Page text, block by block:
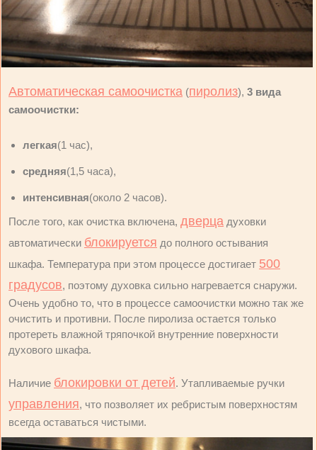
Автоматическая самоочистка (пиролиз), 3 вида
самоочистки:
легкая(1 час),
средняя(1,5 часа),
интенсивная(около 2 часов).
После того, как очистка включена, дверца духовки
автоматически блокируется до полного остывания
шкафа. Температура при этом процессе достигает 500
градусов, поэтому духовка сильно нагревается снаружи.
Очень удобно то, что в процессе самоочистки можно так же
очистить и противни. После пиролиза остается только
протереть влажной тряпочкой внутренние поверхности
духового шкафа.
Наличие блокировки от детей. Утапливаемые ручки
управления, что позволяет их ребристым поверхностям
всегда оставаться чистыми.